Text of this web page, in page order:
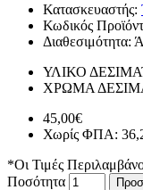
Κατασκευαστής:
Κωδικός
Διαθεσιμότητα:
ΥΛΙΚΟ
ΧΡΩΜΑ
45,00€
Χωρίς ΦΠΑ:
*Οι Τιμές
Ποσότητα